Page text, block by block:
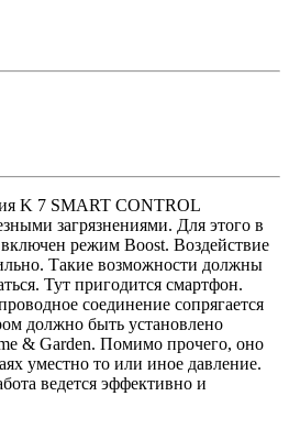
K 7 SMART CONTROL
загрязнениями. Для этого в
режим Boost. Воздействие
Такие возможности должны
Тут пригодится смартфон.
соединение сопрягается
должно быть установлено
& Garden. Помимо прочего, оно
уместно то или иное давление.
ведется эффективно и